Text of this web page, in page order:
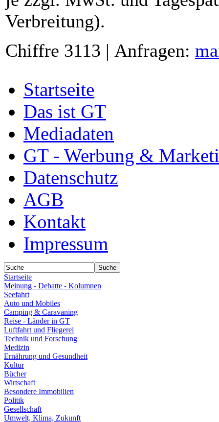
Verbreitung).
Chiffre 3113 | Anfragen:
Startseite
Das ist GT
Mediadaten
GT - Werbung &
Datenschutz
AGB
Kontakt
Impressum
Startseite
Meinung - Debatte - Kolumnen
Seefahrt
Auto und Mobiles
Camping & Caravaning
Reise - Länder in GT
Luftfahrt und Fliegerei
Technik und Forschung
Medizin
Ernährung und Gesundheit
Kultur
Bücher
Wirtschaft
Besondere Immobilien
Politik
Gesellschaft
Umwelt, Klima, Zukunft